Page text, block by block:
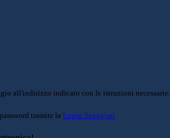
all'indirizzo indicato con le istruzioni necessarie.
tramite la Login Spaggiari